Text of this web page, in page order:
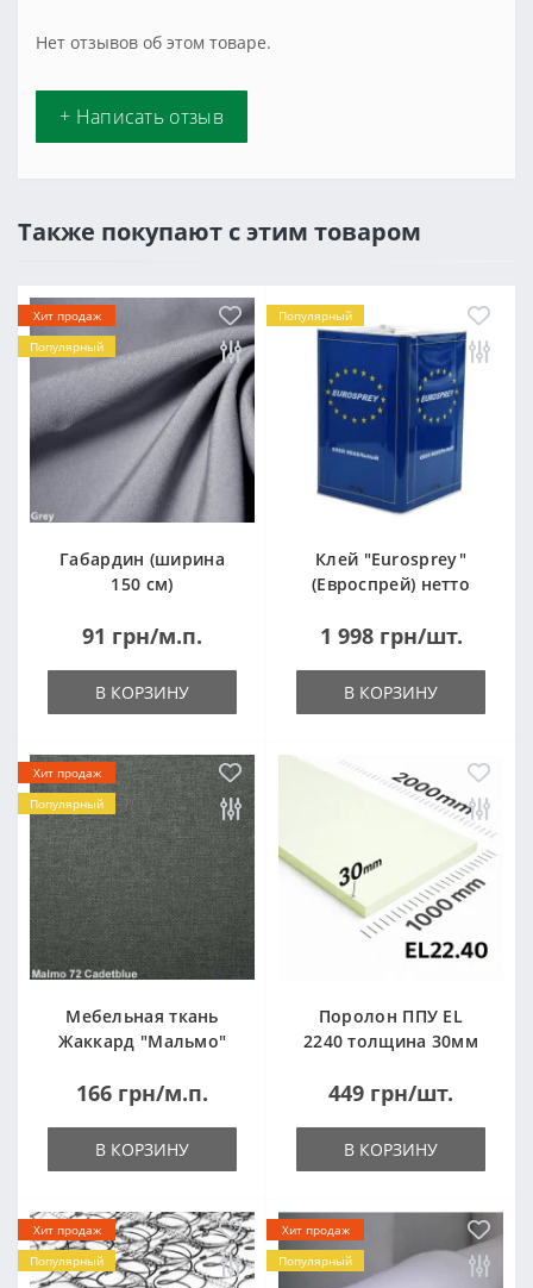
Нет отзывов об этом товаре.
+ Написать отзыв
Также покупают с этим товаром
Хит продаж
Популярный
Габардин (ширина
150 см)
91 грн/м.п.
В КОРЗИНУ
Популярный
Клей "Eurosprey"
(Евроспрей) нетто
1 998 грн/шт.
В КОРЗИНУ
Хит продаж
Популярный
Мебельная ткань
Жаккард "Мальмо"
166 грн/м.п.
В КОРЗИНУ
Поролон ППУ EL
2240 толщина 30мм
(1000x2000мм)
449 грн/шт.
В КОРЗИНУ
Хит продаж
Популярный
Хит продаж
Популярный